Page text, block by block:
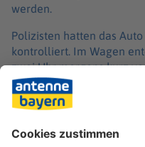
werden.
Polizisten hatten das
kontrolliert. Im Wagen
zwei Uhr morgens kurz
an der Donau dann
Gegenstände». Ein
Einsatzort daraufhin
Beifahrer wurden